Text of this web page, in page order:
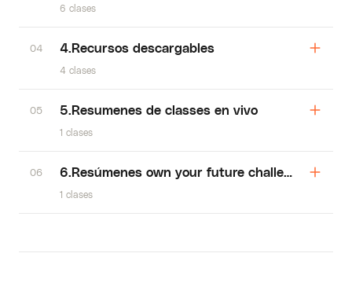
6 clases
04 4.Recursos descargables
4 clases
05 5.Resumenes de classes en vivo
1 clases
06 6.Resúmenes own your future challenge
1 clases